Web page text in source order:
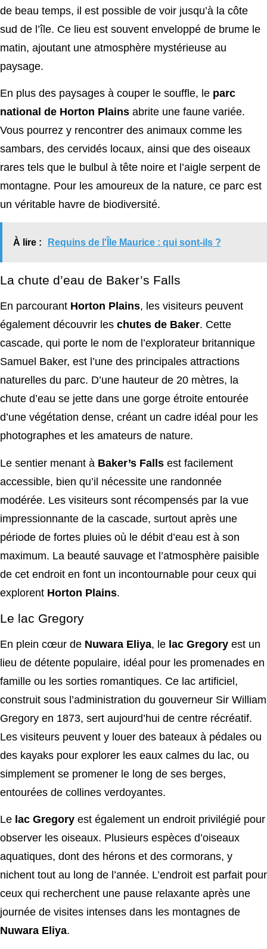
de beau temps, il est possible de voir jusqu’à la côte
sud de l’île. Ce lieu est souvent enveloppé de brume le
matin, ajoutant une atmosphère mystérieuse au
paysage.
En plus des paysages à couper le souffle, le parc
national de Horton Plains abrite une faune variée.
Vous pourrez y rencontrer des animaux comme les
sambars, des cervidés locaux, ainsi que des oiseaux
rares tels que le bulbul à tête noire et l’aigle serpent de
montagne. Pour les amoureux de la nature, ce parc est
un véritable havre de biodiversité.
À lire : Requins de l'Île Maurice : qui sont-ils ?
La chute d’eau de Baker’s Falls
En parcourant Horton Plains, les visiteurs peuvent
également découvrir les chutes de Baker. Cette
cascade, qui porte le nom de l’explorateur britannique
Samuel Baker, est l’une des principales attractions
naturelles du parc. D’une hauteur de 20 mètres, la
chute d’eau se jette dans une gorge étroite entourée
d’une végétation dense, créant un cadre idéal pour les
photographes et les amateurs de nature.
Le sentier menant à Baker’s Falls est facilement
accessible, bien qu’il nécessite une randonnée
modérée. Les visiteurs sont récompensés par la vue
impressionnante de la cascade, surtout après une
période de fortes pluies où le débit d’eau est à son
maximum. La beauté sauvage et l’atmosphère paisible
de cet endroit en font un incontournable pour ceux qui
explorent Horton Plains.
Le lac Gregory
En plein cœur de Nuwara Eliya, le lac Gregory est un
lieu de détente populaire, idéal pour les promenades en
famille ou les sorties romantiques. Ce lac artificiel,
construit sous l’administration du gouverneur Sir William
Gregory en 1873, sert aujourd’hui de centre récréatif.
Les visiteurs peuvent y louer des bateaux à pédales ou
des kayaks pour explorer les eaux calmes du lac, ou
simplement se promener le long de ses berges,
entourées de collines verdoyantes.
Le lac Gregory est également un endroit privilégié pour
observer les oiseaux. Plusieurs espèces d’oiseaux
aquatiques, dont des hérons et des cormorans, y
nichent tout au long de l’année. L’endroit est parfait pour
ceux qui recherchent une pause relaxante après une
journée de visites intenses dans les montagnes de
Nuwara Eliya.